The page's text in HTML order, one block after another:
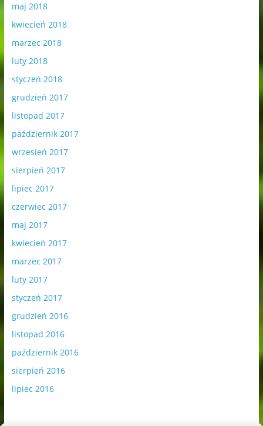
maj 2018
kwiecień 2018
marzec 2018
luty 2018
styczeń 2018
grudzień 2017
listopad 2017
październik 2017
wrzesień 2017
sierpień 2017
lipiec 2017
czerwiec 2017
maj 2017
kwiecień 2017
marzec 2017
luty 2017
styczeń 2017
grudzień 2016
listopad 2016
październik 2016
sierpień 2016
lipiec 2016